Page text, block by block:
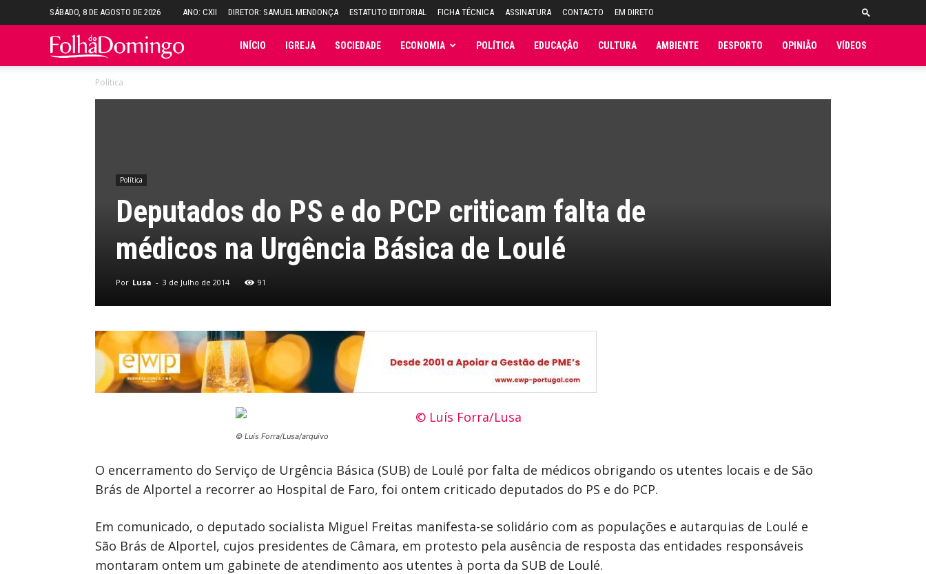
SÁBADO, 8 DE AGOSTO DE 2026 ANO: CXII DIRETOR: SAMUEL MENDONÇA ESTATUTO EDITORIAL FICHA TÉCNICA ASSINATURA CONTACTO EM DIRETO
Folha INÍCIO IGREJA SOCIEDADE ECONOMIA POLÍTICA EDUCAÇÃO CULTURA AMBIENTE DESPORTO OPINIÃO VÍDEOS
Política
Política
Deputados do PS e do PCP criticam falta de
médicos na Urgência Básica de Loulé
Por Lusa - 3 de Julho de 2014 91
© Luís Forra/Lusa/arquivo
O encerramento do Serviço de Urgência Básica (SUB) de Loulé por falta de médicos obrigando os utentes locais e de São
Brás de Alportel a recorrer ao Hospital de Faro, foi ontem criticado deputados do PS e do PCP.
Em comunicado, o deputado socialista Miguel Freitas manifesta-se solidário com as populações e autarquias de Loulé e
São Brás de Alportel, cujos presidentes de Câmara, em protesto pela ausência de resposta das entidades responsáveis
montaram ontem um gabinete de atendimento aos utentes à porta da SUB de Loulé.